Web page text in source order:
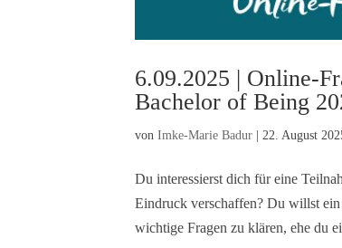
6.09.2025 | Online-
Bachelor of Being
vonImke-Marie Badur |22. August
Du interessierst dich für eine
Eindruck verschaffen? Du willst
wichtige Fragen zu klären, ehe du